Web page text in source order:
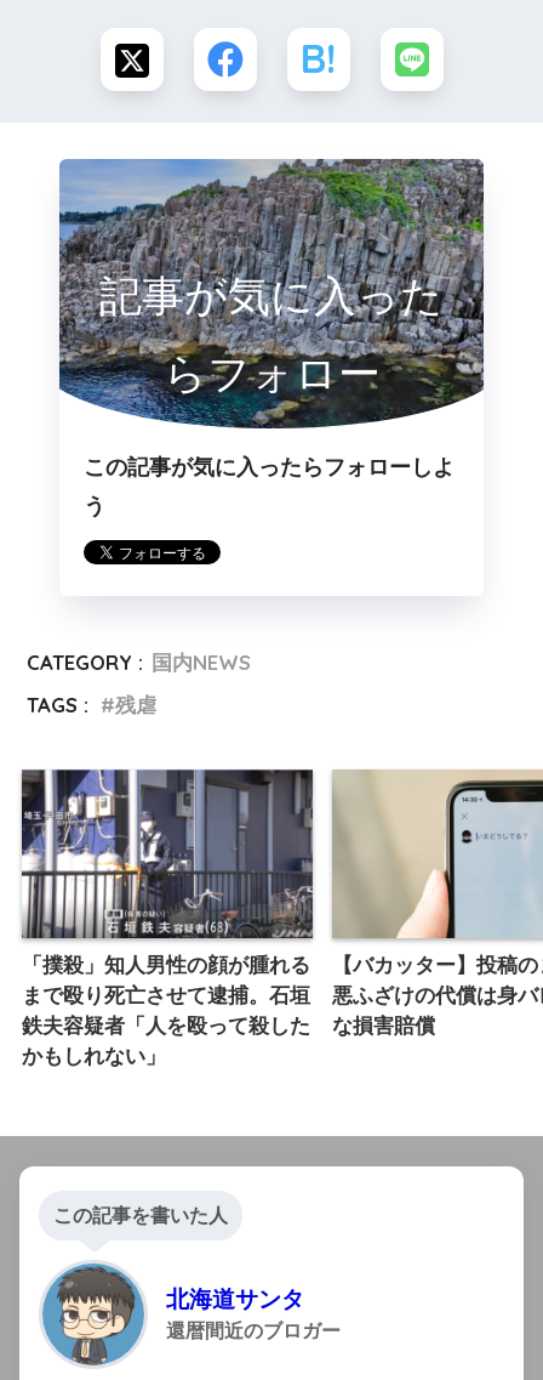
記事が気に入った
らフォロー
この記事が気に入ったらフォローしよ
う
CATEGORY : 国内NEWS
TAGS :
残虐
「撲殺」知人男性の顔が腫れる
まで殴り死亡させて逮捕。石垣
鉄夫容疑者「人を殴って殺した
かもしれない」
【バカッター】投稿
悪ふざけの代償は身
な損害賠償
この記事を書いた人
北海道サンタ
還暦間近のブロガー